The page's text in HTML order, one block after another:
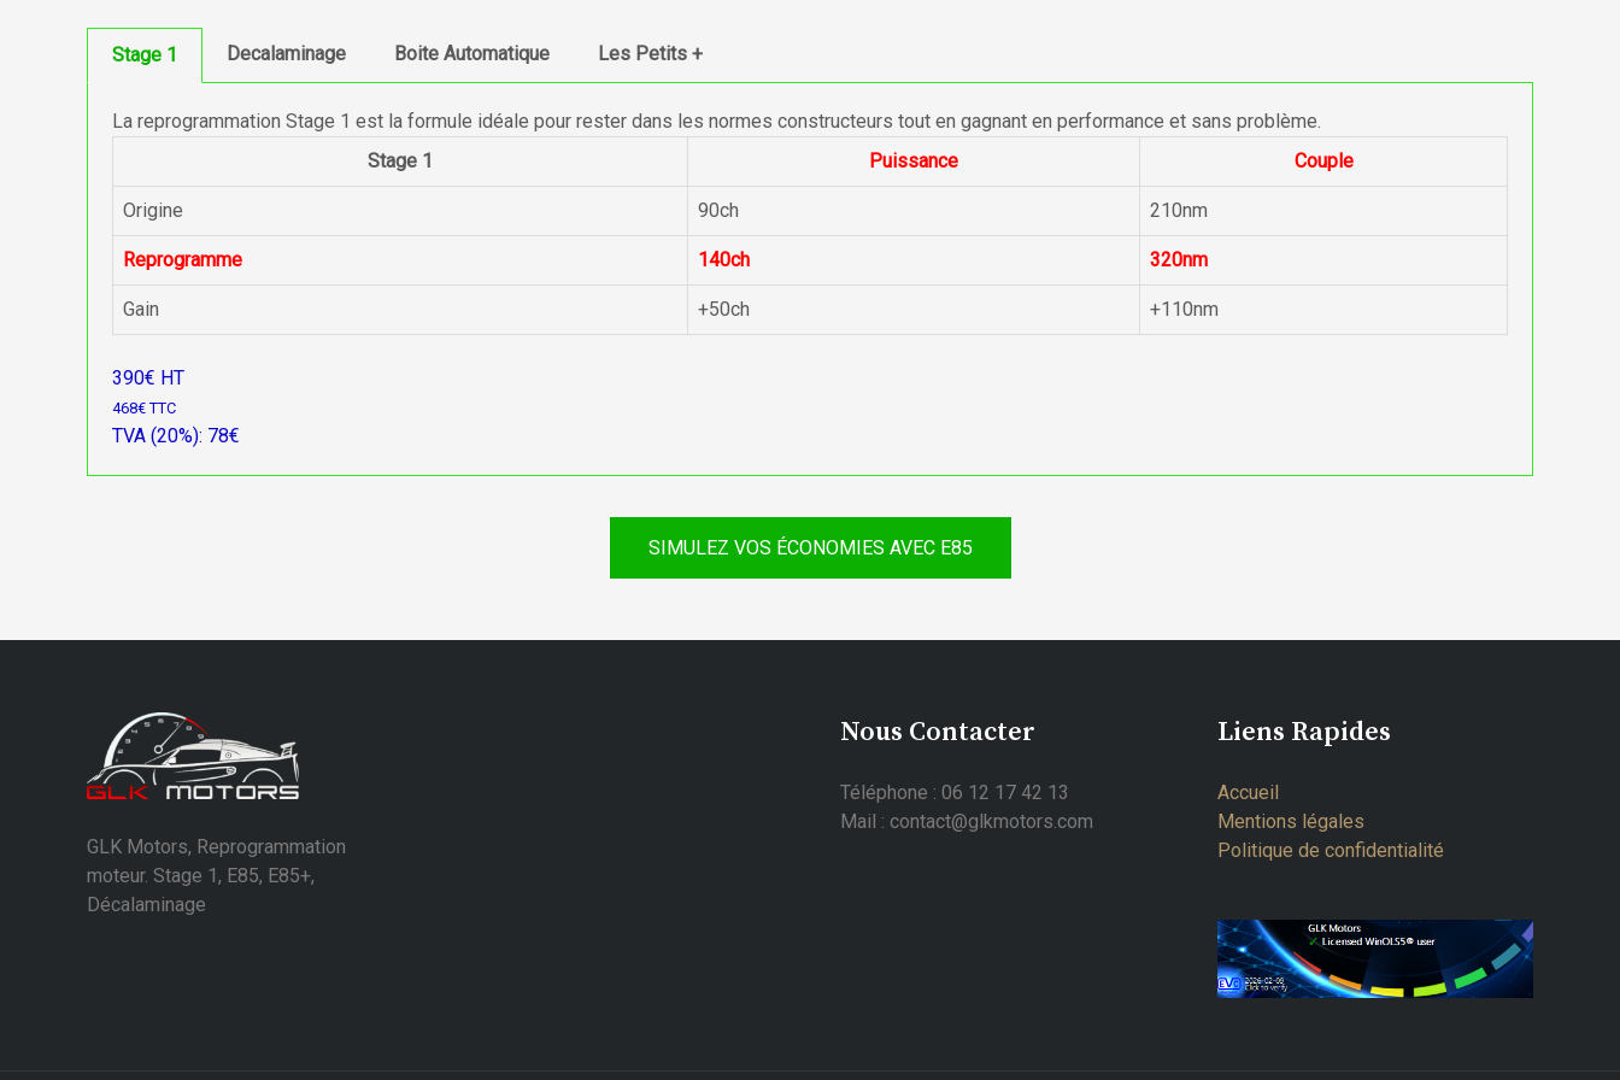
Stage 1 Decalaminage Boite Automatique Les Petits +
La reprogrammation Stage 1 est la formule idéale pour rester dans les normes constructeurs tout en gagnant en performance et sans problème.
Stage 1
Puissance Couple
Origine 90ch 210nm
Reprogramme 140ch 320nm
Gain +50ch +110nm
390€ HT
468€ TTC
TVA (20%): 78€
SIMULEZ VOS ÉCONOMIES AVEC E85
GLK Motors, Reprogrammation
moteur. Stage 1, E85, E85+,
Décalaminage
Nous Contacter
Téléphone : 06 12 17 42 13
Mail : contact@glkmotors.com
Liens Rapides
Accueil
Mentions légales
Politique de confidentialité